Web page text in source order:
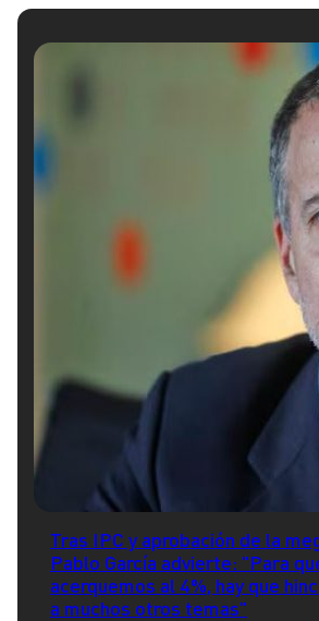
Tras IPC y aprobación de la
Pablo García advierte: "Para
acerquemos al 4%, hay que
a muchos otros temas"